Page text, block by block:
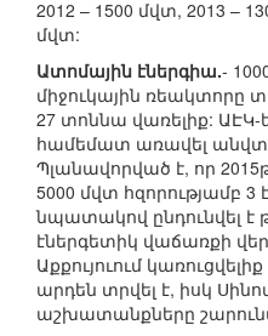
2012 – 1500 մվտ, 2013 –
մվտ:
Ատոմային էներգիա.-
միջուկային ռեակտորը
27 տոննա վառելիք: ԱԷԿ-
համեմատ առավել
Պլանավորված է, որ
5000 մվտ հզորությամբ 3
նպատակով ընդունվել է
էներգետիկ վաճառքի
Աքքույուում
արդեն տրվել է, իսկ
աշխատանքները